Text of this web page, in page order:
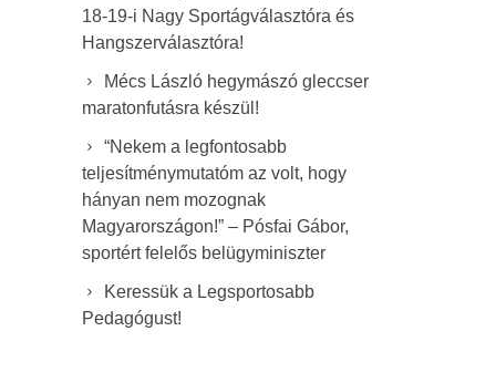
18-19-i Nagy Sportágválasztóra és
Hangszerválasztóra!
Mécs László hegymászó gleccser
maratonfutásra készül!
“Nekem a legfontosabb
teljesítménymutatóm az volt, hogy
hányan nem mozognak
Magyarországon!” – Pósfai Gábor,
sportért felelős belügyminiszter
Keressük a Legsportosabb
Pedagógust!